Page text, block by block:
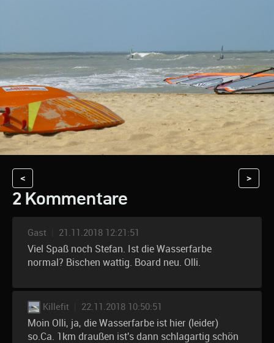
< >
2 Kommentare
Gast 21.11.2018 12:21:51
Viel Spaß noch Stefan. Ist die Wasserfarbe
normal? Bischen wattig. Board neu. Olli.
Killefit 22.11.2018 10:50:51
Moin Olli, ja, die Wasserfarbe ist hier (leider)
so.Ca. 1km draußen ist's dann schlagartig schön